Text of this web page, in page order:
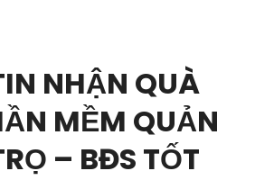
NHẬN QUÀ
MỀM QUẢN
– BĐS TỐT